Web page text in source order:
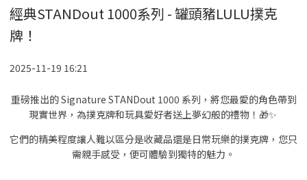
經典STANDout 1000系列 - 罐頭豬LULU撲克
牌！
2025-11-19 16:21
重磅推出的 Signature STANDout 1000 系列，將您最愛的角色帶到
現實世界，為撲克牌和玩具愛好者送上夢幻般的禮物！🎁✨
它們的精美程度讓人難以區分是收藏品還是日常玩樂的撲克牌，您只
需親手感受，便可體驗到獨特的魅力。